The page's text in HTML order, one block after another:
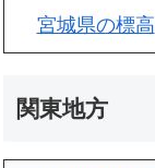
宮城県の標高
関東地方